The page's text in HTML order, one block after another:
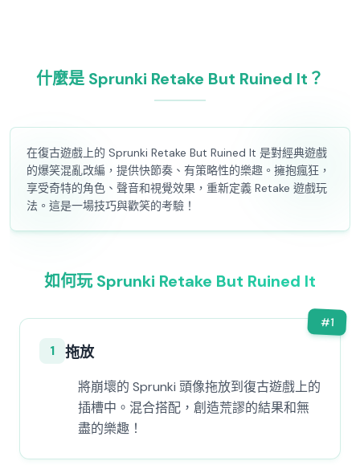
什麼是 Sprunki Retake But Ruined It？
在復古遊戲上的 Sprunki Retake But Ruined It 是對經典遊戲
的爆笑混亂改編，提供快節奏、有策略性的樂趣。擁抱瘋狂，
享受奇特的角色、聲音和視覺效果，重新定義 Retake 遊戲玩
法。這是一場技巧與歡笑的考驗！
如何玩 Sprunki Retake But Ruined It
#1
1 拖放
將崩壞的 Sprunki 頭像拖放到復古遊戲上的
插槽中。混合搭配，創造荒謬的結果和無
盡的樂趣！